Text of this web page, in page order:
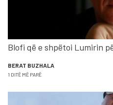
Blofi që e shpëtoi Lumirin
BERAT BUZHALA
1 DITË MË PARË